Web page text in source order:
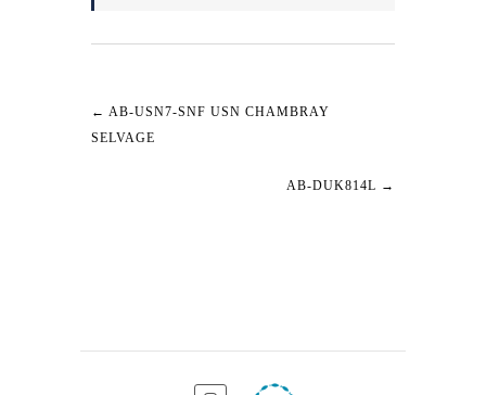
← AB-USN7-SNF USN CHAMBRAY
SELVAGE
AB-DUK814L →